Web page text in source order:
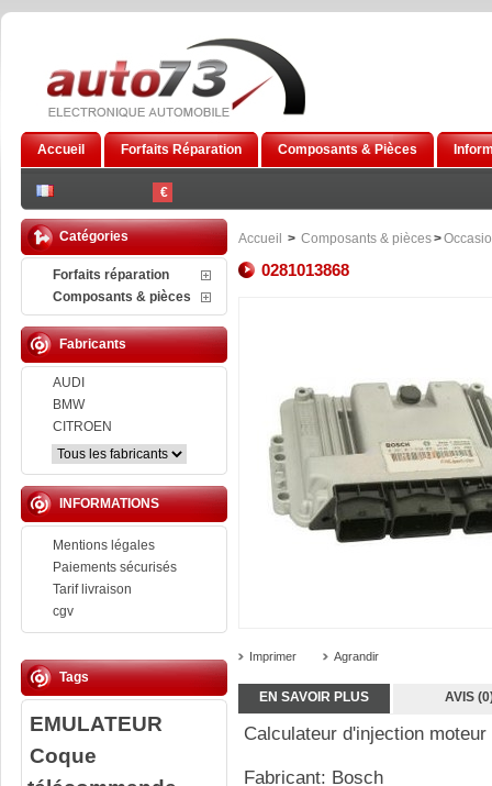
€
Accueil Forfaits Réparation Composants & Pièces
Catégories
Forfaits réparation
Composants & pièces
Fabricants
AUDI
BMW
CITROEN
INFORMATIONS
Mentions légales
Paiements sécurisés
Tarif livraison
cgv
Tags
EMULATEUR
Coque
Accueil > Composants & pièces>
0281013868
Imprimer Agrandir
EN SAVOIR PLUS AVIS
Calculateur d'injection moteur
Fabricant: Bosch